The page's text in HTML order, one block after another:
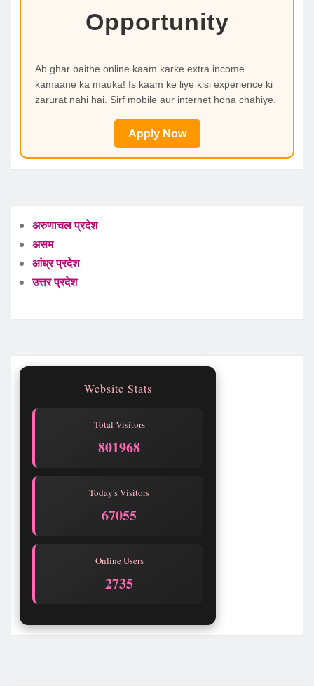
Opportunity
Ab ghar baithe online kaam karke extra income
kamaane ka mauka! Is kaam ke liye kisi experience ki
zarurat nahi hai. Sirf mobile aur internet hona chahiye.
Apply Now
अरुणाचल प्रदेश
असम
आंध्र प्रदेश
उत्तर प्रदेश
Website Stats
Total Visitors
801971
Today's Visitors
67058
Online Users
2735